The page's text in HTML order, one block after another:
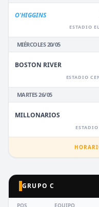
O'HIGGINS
ESTADIO
MIÉRCOLES 20/05
BOSTON RIVER
ESTADIO
MARTES 26/05
MILLONARIOS
GRUPO C
POS EQUIPO